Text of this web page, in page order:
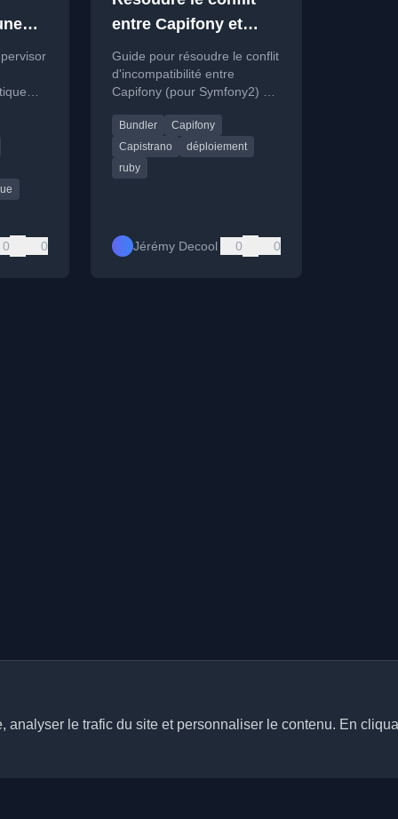
cas
0 0
entre Capifony et
Capistrano 3
Guide pour résoudre le conflit
d'incompatibilité entre
Capifony (pour Symfony2) et
Bundler pour gérer les
versions.
Bundler
Capifony
Capistrano
déploiement
ruby
Jérémy Decool 0 0
le trafic du site et personnaliser le contenu. En